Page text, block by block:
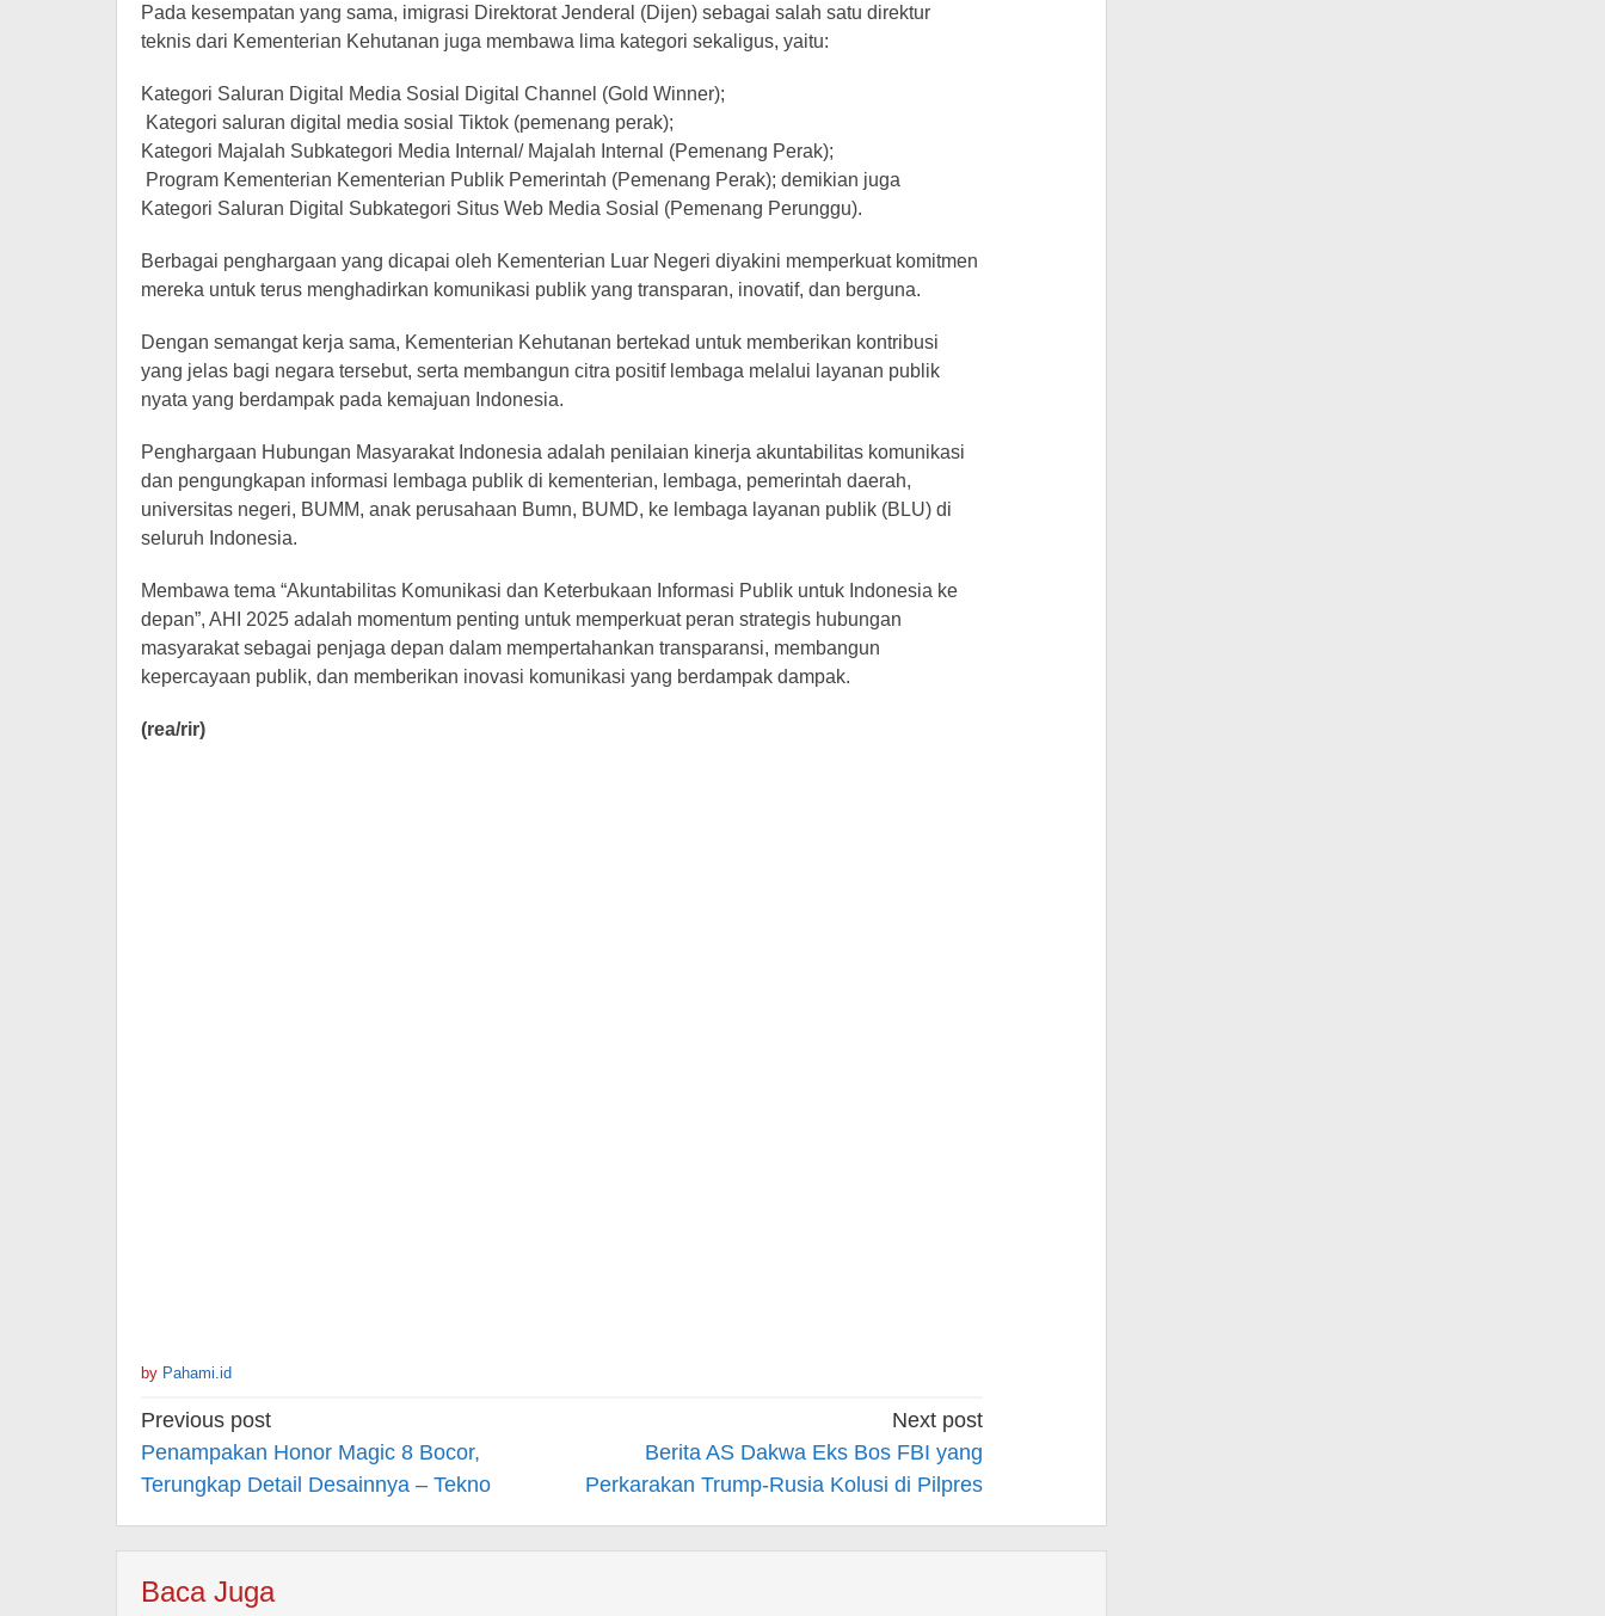
Pada kesempatan yang sama, imigrasi Direktorat Jenderal (Dijen) sebagai salah satu direktur
teknis dari Kementerian Kehutanan juga membawa lima kategori sekaligus, yaitu:
Kategori Saluran Digital Media Sosial Digital Channel (Gold Winner);
⁠ Kategori saluran digital media sosial Tiktok (pemenang perak);
Kategori Majalah Subkategori Media Internal/ Majalah Internal (Pemenang Perak);
⁠ Program Kementerian Kementerian Publik Pemerintah (Pemenang Perak); demikian juga
Kategori Saluran Digital Subkategori Situs Web Media Sosial (Pemenang Perunggu).
Berbagai penghargaan yang dicapai oleh Kementerian Luar Negeri diyakini memperkuat komitmen
mereka untuk terus menghadirkan komunikasi publik yang transparan, inovatif, dan berguna.
Dengan semangat kerja sama, Kementerian Kehutanan bertekad untuk memberikan kontribusi
yang jelas bagi negara tersebut, serta membangun citra positif lembaga melalui layanan publik
nyata yang berdampak pada kemajuan Indonesia.
Penghargaan Hubungan Masyarakat Indonesia adalah penilaian kinerja akuntabilitas komunikasi
dan pengungkapan informasi lembaga publik di kementerian, lembaga, pemerintah daerah,
universitas negeri, BUMM, anak perusahaan Bumn, BUMD, ke lembaga layanan publik (BLU) di
seluruh Indonesia.
Membawa tema “Akuntabilitas Komunikasi dan Keterbukaan Informasi Publik untuk Indonesia ke
depan”, AHI 2025 adalah momentum penting untuk memperkuat peran strategis hubungan
masyarakat sebagai penjaga depan dalam mempertahankan transparansi, membangun
kepercayaan publik, dan memberikan inovasi komunikasi yang berdampak dampak.
(rea/rir)
by Pahami.id
Post
navigation
Previous post
Penampakan Honor Magic 8 Bocor,
Terungkap Detail Desainnya – Tekno
Next post
Berita AS Dakwa Eks Bos FBI yang
Perkarakan Trump-Rusia Kolusi di Pilpres
Baca Juga